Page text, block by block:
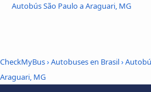
Autobús São Paulo a Araguari, MG
CheckMyBus›Autobuses en Brasil›
Araguari, MG